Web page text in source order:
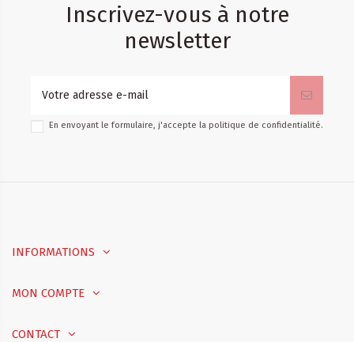
Inscrivez-vous à notre
newsletter
En envoyant le formulaire, j'accepte la politique de confidentialité.
INFORMATIONS
MON COMPTE
CONTACT